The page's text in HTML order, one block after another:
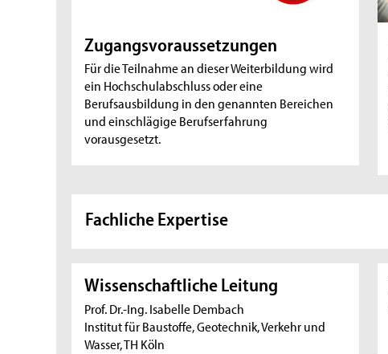
Zugangsvoraussetzungen
Für die Teilnahme an dieser Weiterbildung wird
ein Hochschulabschluss oder eine
Berufsausbildung in den genannten Bereichen
und einschlägige Berufserfahrung
vorausgesetzt.
Fachliche Expertise
Wissenschaftliche Leitung
Prof. Dr.-Ing. Isabelle Dembach
Institut für Baustoffe, Geotechnik, Verkehr und
Wasser, TH Köln